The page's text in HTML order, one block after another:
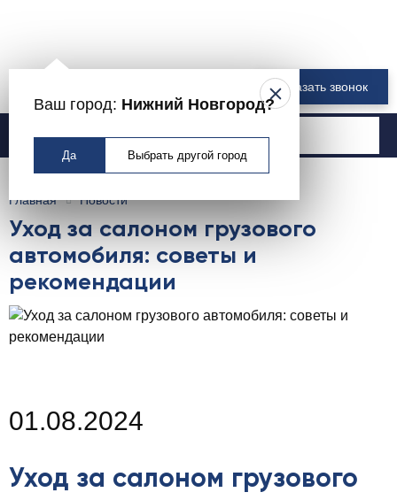
Ваш город: Нижний Новгород?
Да Выбрать другой город
Заказать звонок
Москва
Главная Новости
Уход за салоном грузового
автомобиля: советы и
рекомендации
01.08.2024
Уход за салоном грузового